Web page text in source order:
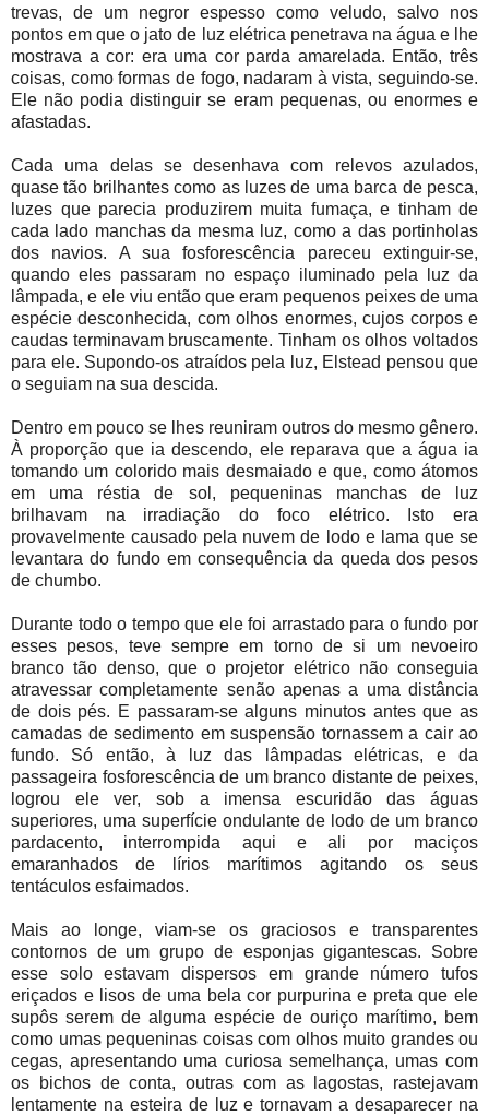
trevas, de um negror espesso como veludo, salvo nos
pontos em que o jato de luz elétrica penetrava na água e lhe
mostrava a cor: era uma cor parda amarelada. Então, três
coisas, como formas de fogo, nadaram à vista, seguindo-se.
Ele não podia distinguir se eram pequenas, ou enormes e
afastadas.
Cada uma delas se desenhava com relevos azulados,
quase tão brilhantes como as luzes de uma barca de pesca,
luzes que parecia produzirem muita fumaça, e tinham de
cada lado manchas da mesma luz, como a das portinholas
dos navios. A sua fosforescência pareceu extinguir-se,
quando eles passaram no espaço iluminado pela luz da
lâmpada, e ele viu então que eram pequenos peixes de uma
espécie desconhecida, com olhos enormes, cujos corpos e
caudas terminavam bruscamente. Tinham os olhos voltados
para ele. Supondo-os atraídos pela luz, Elstead pensou que
o seguiam na sua descida.
Dentro em pouco se lhes reuniram outros do mesmo gênero.
À proporção que ia descendo, ele reparava que a água ia
tomando um colorido mais desmaiado e que, como átomos
em uma réstia de sol, pequeninas manchas de luz
brilhavam na irradiação do foco elétrico. Isto era
provavelmente causado pela nuvem de lodo e lama que se
levantara do fundo em consequência da queda dos pesos
de chumbo.
Durante todo o tempo que ele foi arrastado para o fundo por
esses pesos, teve sempre em torno de si um nevoeiro
branco tão denso, que o projetor elétrico não conseguia
atravessar completamente senão apenas a uma distância
de dois pés. E passaram-se alguns minutos antes que as
camadas de sedimento em suspensão tornassem a cair ao
fundo. Só então, à luz das lâmpadas elétricas, e da
passageira fosforescência de um branco distante de peixes,
logrou ele ver, sob a imensa escuridão das águas
superiores, uma superfície ondulante de lodo de um branco
pardacento, interrompida aqui e ali por maciços
emaranhados de lírios marítimos agitando os seus
tentáculos esfaimados.
Mais ao longe, viam-se os graciosos e transparentes
contornos de um grupo de esponjas gigantescas. Sobre
esse solo estavam dispersos em grande número tufos
eriçados e lisos de uma bela cor purpurina e preta que ele
supôs serem de alguma espécie de ouriço marítimo, bem
como umas pequeninas coisas com olhos muito grandes ou
cegas, apresentando uma curiosa semelhança, umas com
os bichos de conta, outras com as lagostas, rastejavam
lentamente na esteira de luz e tornavam a desaparecer na